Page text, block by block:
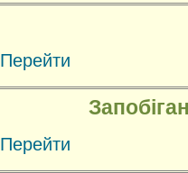
Перейти
Перейти